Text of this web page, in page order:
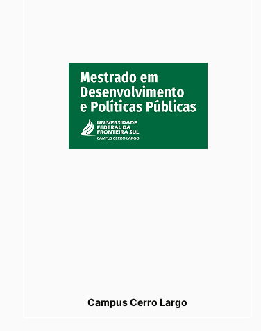
Campus Cerro Largo